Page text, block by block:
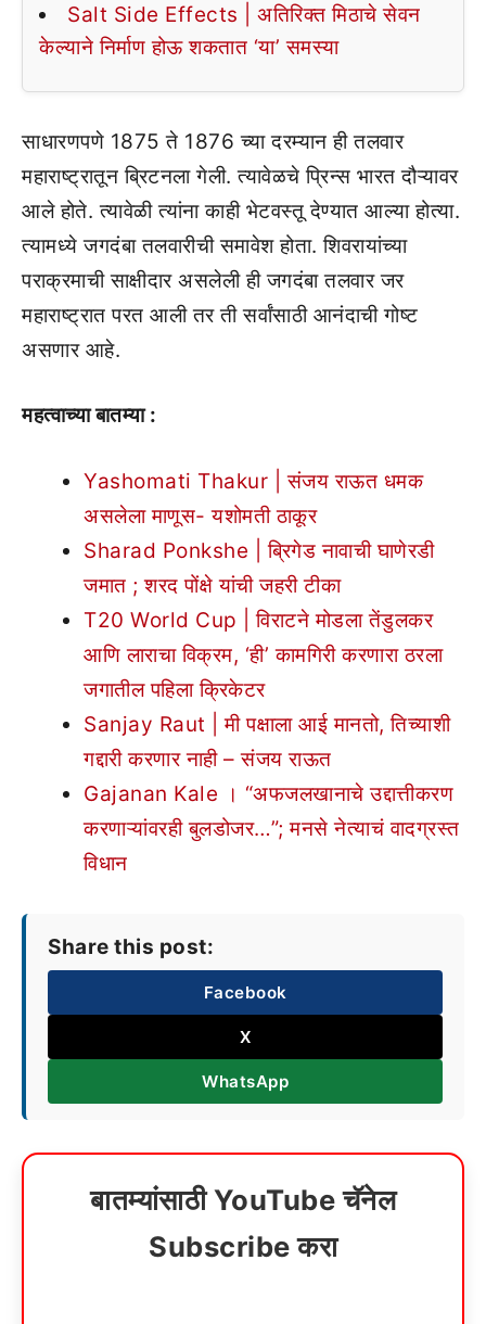
Salt Side Effects | अतिरिक्त मिठाचे सेवन
केल्याने निर्माण होऊ शकतात ‘या’ समस्या
साधारणपणे 1875 ते 1876 च्या दरम्यान ही तलवार
महाराष्ट्रातून ब्रिटनला गेली. त्यावेळचे प्रिन्स भारत दौऱ्यावर
आले होते. त्यावेळी त्यांना काही भेटवस्तू देण्यात आल्या होत्या.
त्यामध्ये जगदंबा तलवारीची समावेश होता. शिवरायांच्या
पराक्रमाची साक्षीदार असलेली ही जगदंबा तलवार जर
महाराष्ट्रात परत आली तर ती सर्वांसाठी आनंदाची गोष्ट
असणार आहे.
महत्वाच्या बातम्या :
Yashomati Thakur | संजय राऊत धमक
असलेला माणूस- यशोमती ठाकूर
Sharad Ponkshe | ब्रिगेड नावाची घाणेरडी
जमात ; शरद पोंक्षे यांची जहरी टीका
T20 World Cup | विराटने मोडला तेंडुलकर
आणि लाराचा विक्रम, ‘ही’ कामगिरी करणारा ठरला
जगातील पहिला क्रिकेटर
Sanjay Raut | मी पक्षाला आई मानतो, तिच्याशी
गद्दारी करणार नाही – संजय राऊत
Gajanan Kale । “अफजलखानाचे उद्दात्तीकरण
करणाऱ्यांवरही बुलडोजर…”; मनसे नेत्याचं वादग्रस्त
विधान
Share this post:
Facebook
X
WhatsApp
बातम्यांसाठी YouTube चॅनेल
Subscribe करा